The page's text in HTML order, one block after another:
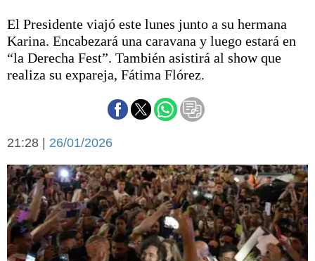
Deportes
Escenario Olímpico
Liga del Sur
Básquetbol
Fútbol
Federal A
Aplausos
Con el campo
Espacio empresas
Sociedad y tiempo
libre
Sociedad
Tecnología
Turismo
El Presidente viajó este lunes junto a su hermana
Karina. Encabezará una caravana y luego estará en
“la Derecha Fest”. También asistirá al show que
realiza su expareja, Fátima Flórez.
21:28 | 26/01/2026